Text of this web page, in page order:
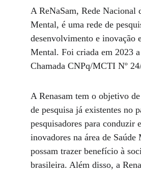
A ReNaSam, Rede Nacional
Mental, é uma rede de
desenvolvimento e inovação
Mental. Foi criada em 2023
Chamada CNPq/MCTI Nº
A Renasam tem o objetivo
de pesquisa já existentes no
pesquisadores para conduzir
inovadores na área de Saúde
possam trazer benefício à
brasileira. Além disso, a